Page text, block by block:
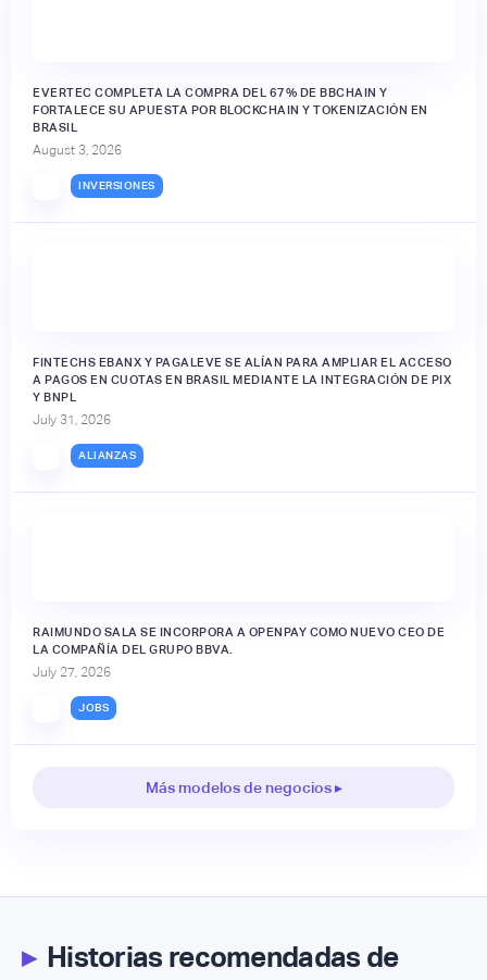
EVERTEC COMPLETA LA COMPRA DEL 67% DE BBCHAIN Y
FORTALECE SU APUESTA POR BLOCKCHAIN Y TOKENIZACIÓN EN
BRASIL
August 3, 2026
INVERSIONES
FINTECHS EBANX Y PAGALEVE SE ALÍAN PARA AMPLIAR EL ACCESO
A PAGOS EN CUOTAS EN BRASIL MEDIANTE LA INTEGRACIÓN DE PIX
Y BNPL
July 31, 2026
ALIANZAS
RAIMUNDO SALA SE INCORPORA A OPENPAY COMO NUEVO CEO DE
LA COMPAÑÍA DEL GRUPO BBVA.
July 27, 2026
JOBS
Más modelos de negocios ▸
▸Historias recomendadas de